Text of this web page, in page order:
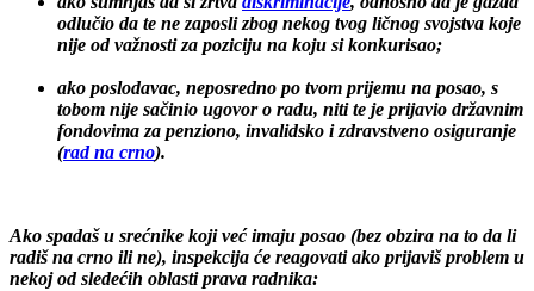
ako sumnjaš da si žrtvadiskriminacije, odnosno da je gazda
odlučio da te ne zaposli zbog nekog tvog ličnog svojstva koje
ako poslodavac, neposredno po tvom prijemu na posao, s
tobom nije sačinio ugovor o radu, niti te je prijavio državnim
fondovima za penziono, invalidsko i zdravstveno osiguranje
Ako spadaš u srećnike koji već imaju posao (bez obzira na to da li
radiš na crno ili ne), inspekcija će reagovati ako prijaviš problem u